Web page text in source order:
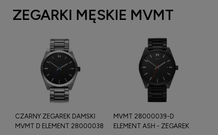
ZEGARKI MĘSKIE MVMT
CZARNY ZEGAREK DAMSKI
MVMT D ELEMENT 28000038
MVMT 28000039-D
ELEMENT ASH - ZEGAREK